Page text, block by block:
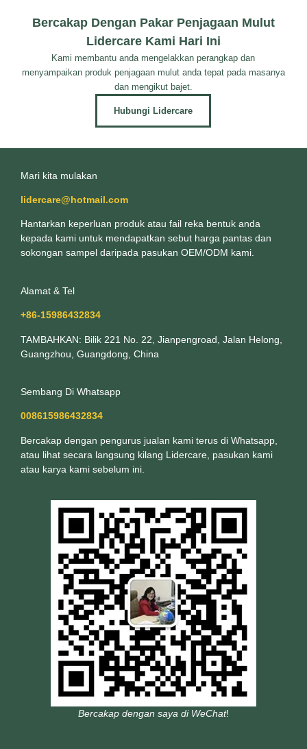
Bercakap Dengan Pakar Penjagaan Mulut
Lidercare Kami Hari Ini
Kami membantu anda mengelakkan perangkap dan
menyampaikan produk penjagaan mulut anda tepat pada masanya
dan mengikut bajet.
Hubungi Lidercare
Mari kita mulakan
lidercare@hotmail.com
Hantarkan keperluan produk atau fail reka bentuk anda
kepada kami untuk mendapatkan sebut harga pantas dan
sokongan sampel daripada pasukan OEM/ODM kami.
Alamat & Tel
+86-15986432834
TAMBAHKAN: Bilik 221 No. 22, Jianpengroad, Jalan Helong,
Guangzhou, Guangdong, China
Sembang Di Whatsapp
008615986432834
Bercakap dengan pengurus jualan kami terus di Whatsapp,
atau lihat secara langsung kilang Lidercare, pasukan kami
atau karya kami sebelum ini.
Bercakap dengan saya di WeChat!